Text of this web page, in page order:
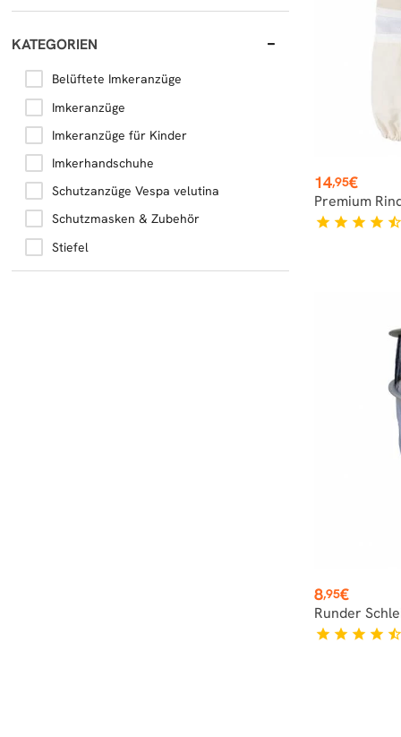
KATEGORIEN
Belüftete Imkeranzüge
Imkeranzüge
Imkeranzüge für Kinder
Imkerhandschuhe
Schutzanzüge Vespa velutina
Schutzmasken & Zubehör
Stiefel
Preis
14,95€
Premium
star star star star star_half
Preis
8,95€
Runder
star star star star star_half